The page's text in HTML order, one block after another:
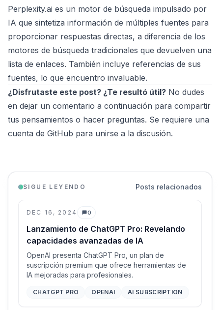
Perplexity.ai es un motor de búsqueda impulsado por
IA que sintetiza información de múltiples fuentes para
proporcionar respuestas directas, a diferencia de los
motores de búsqueda tradicionales que devuelven una
lista de enlaces. También incluye referencias de sus
fuentes, lo que encuentro invaluable.
¿Disfrutaste este post? ¿Te resultó útil? No dudes
en dejar un comentario a continuación para compartir
tus pensamientos o hacer preguntas. Se requiere una
cuenta de GitHub para unirse a la discusión.
SIGUE LEYENDO Posts relacionados
DEC 16, 2024 0
Comentarios
Lanzamiento de ChatGPT Pro: Revelando
capacidades avanzadas de IA
OpenAI presenta ChatGPT Pro, un plan de
suscripción premium que ofrece herramientas de
IA mejoradas para profesionales.
CHATGPT PRO OPENAI AI SUBSCRIPTION